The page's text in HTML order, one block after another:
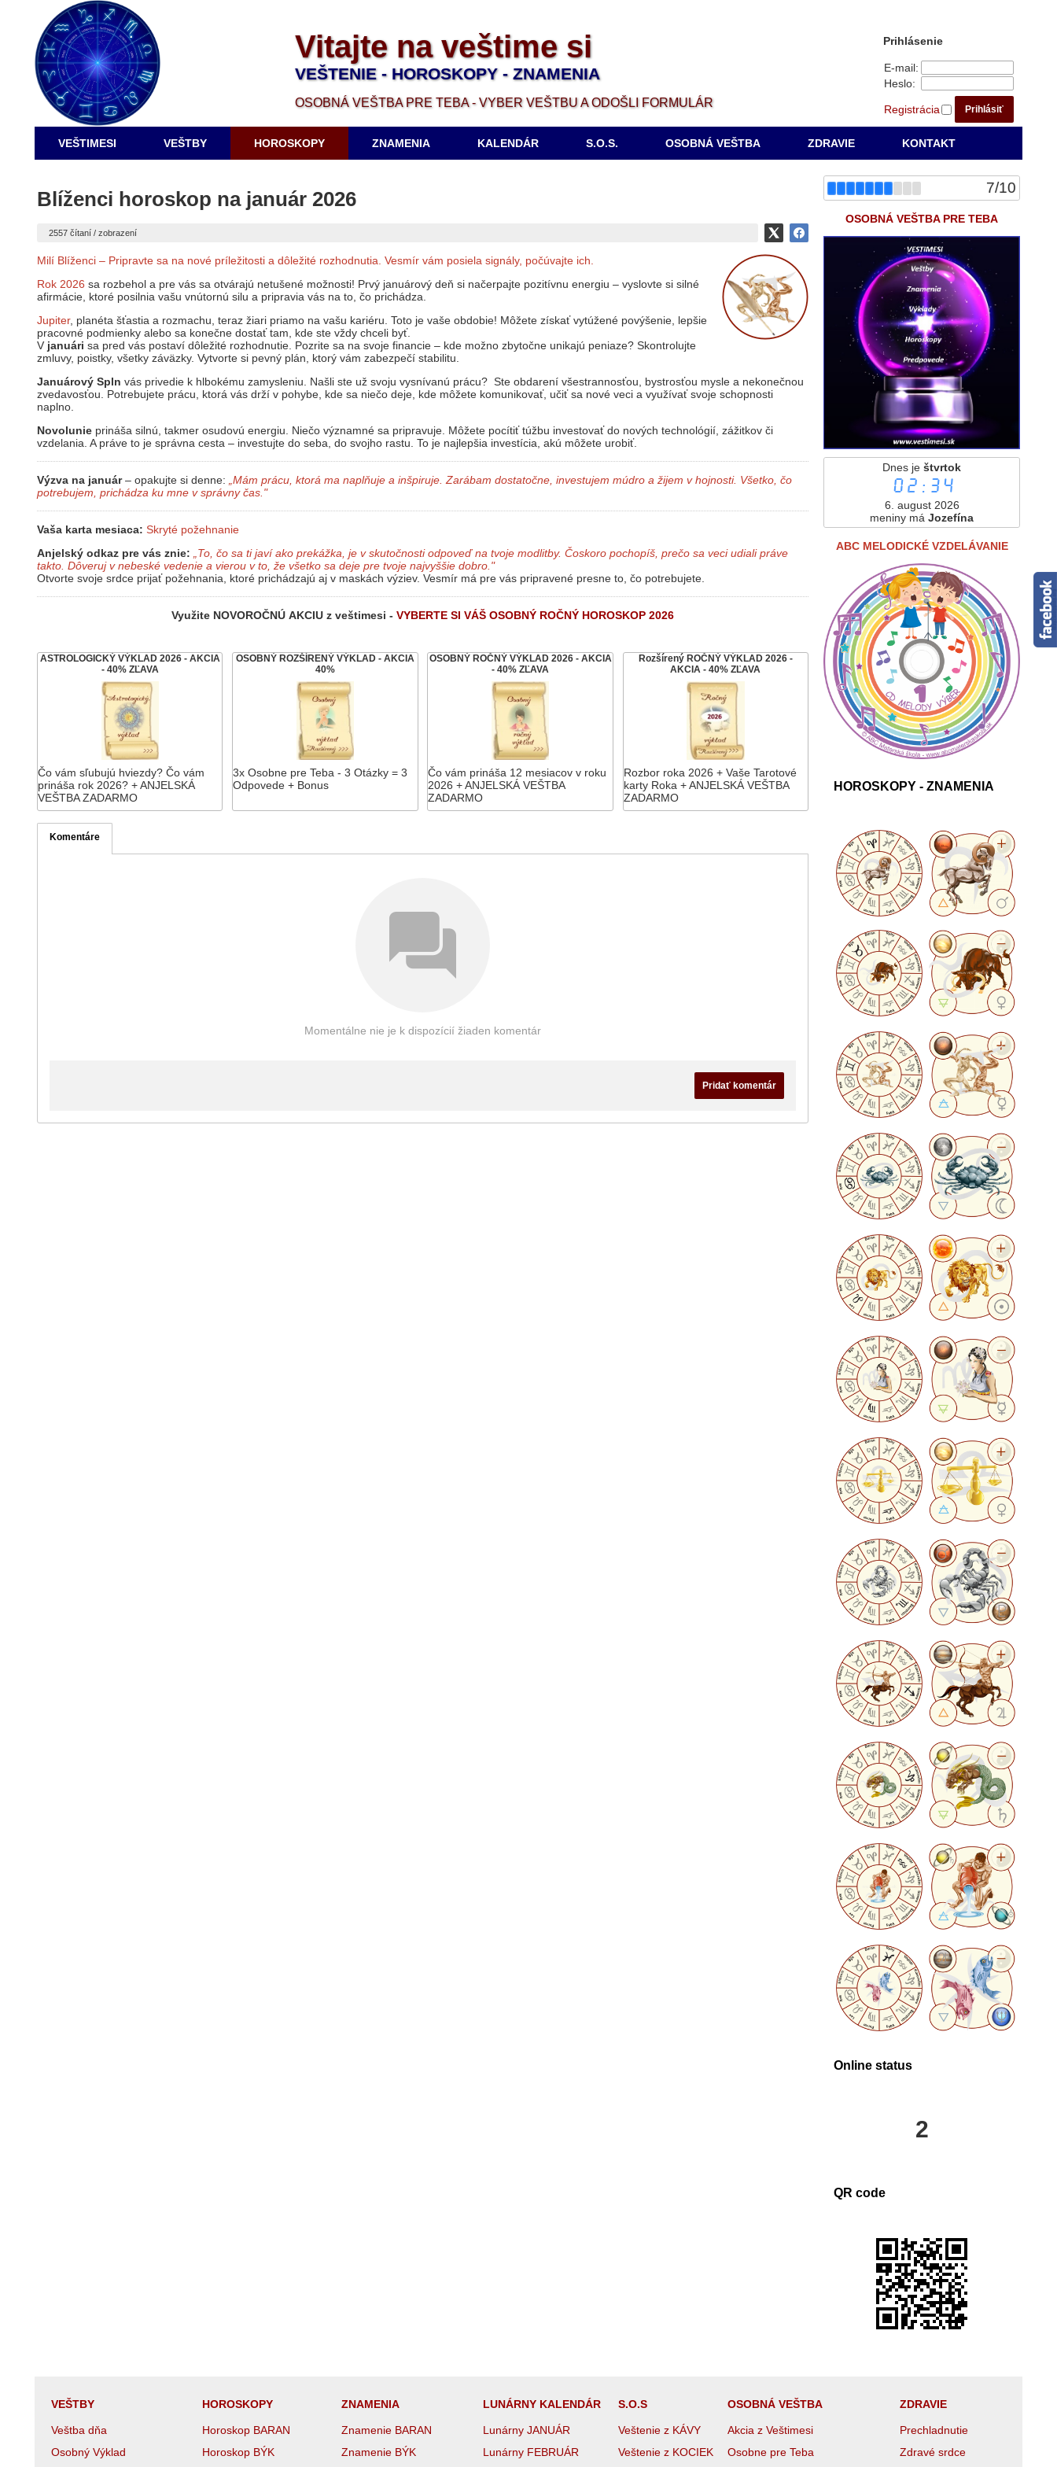
Prihlásenie
E-mail:
Heslo:
Registrácia Prihlásiť
Vitajte na veštime si
VEŠTENIE - HOROSKOPY - ZNAMENIA
OSOBNÁ VEŠTBA PRE TEBA - VYBER VEŠTBU A ODOŠLI FORMULÁR
VEŠTIMESI VEŠTBY HOROSKOPY ZNAMENIA KALENDÁR S.O.S. OSOBNÁ VEŠTBA ZDRAVIE KONTAKT
7/10
OSOBNÁ VEŠTBA PRE TEBA
Dnes je štvrtok
02:34
6. august 2026
meniny má Jozefína
ABC MELODICKÉ VZDELÁVANIE
HOROSKOPY - ZNAMENIA
Online status
2
QR code
Blíženci horoskop na január 2026
2557 čítaní / zobrazení
Milí Blíženci – Pripravte sa na nové príležitosti a dôležité rozhodnutia. Vesmír vám posiela signály, počúvajte ich.
Rok 2026 sa rozbehol a pre vás sa otvárajú netušené možnosti! Prvý januárový deň si načerpajte pozitívnu energiu – vyslovte si silné
afirmácie, ktoré posilnia vašu vnútornú silu a pripravia vás na to, čo prichádza.
Jupiter, planéta šťastia a rozmachu, teraz žiari priamo na vašu kariéru. Toto je vaše obdobie! Môžete získať vytúžené povýšenie, lepšie
pracovné podmienky alebo sa konečne dostať tam, kde ste vždy chceli byť.
V januári sa pred vás postaví dôležité rozhodnutie. Pozrite sa na svoje financie – kde možno zbytočne unikajú peniaze? Skontrolujte
zmluvy, poistky, všetky záväzky. Vytvorte si pevný plán, ktorý vám zabezpečí stabilitu.
Januárový Spln vás privedie k hlbokému zamysleniu. Našli ste už svoju vysnívanú prácu? Ste obdarení všestrannosťou, bystrosťou mysle a nekonečnou
zvedavosťou. Potrebujete prácu, ktorá vás drží v pohybe, kde sa niečo deje, kde môžete komunikovať, učiť sa nové veci a využívať svoje schopnosti
naplno.
Novolunie prináša silnú, takmer osudovú energiu. Niečo významné sa pripravuje. Môžete pocítiť túžbu investovať do nových technológií, zážitkov či
vzdelania. A práve to je správna cesta – investujte do seba, do svojho rastu. To je najlepšia investícia, akú môžete urobiť.
Výzva na január– opakujte si denne:
„Mám prácu, ktorá ma naplňuje a inšpiruje. Zarábam dostatočne, investujem múdro a žijem v hojnosti. Všetko, čo
potrebujem, prichádza ku mne v správny čas."
Vaša karta mesiaca: Skryté požehnanie
Anjelský odkaz pre vás znie:
„To, čo sa ti javí ako prekážka, je v skutočnosti odpoveď na tvoje modlitby. Čoskoro pochopíš, prečo sa veci udiali práve
takto. Dôveruj v nebeské vedenie a vierou v to, že všetko sa deje pre tvoje najvyššie dobro."
Otvorte svoje srdce prijať požehnania, ktoré prichádzajú aj v maskách výziev. Vesmír má pre vás pripravené presne to, čo potrebujete.
Využite NOVOROČNÚ AKCIU z veštimesi -VYBERTE SI VÁŠ OSOBNÝ ROČNÝ HOROSKOP 2026
ASTROLOGICKÝ VÝKLAD 2026 - AKCIA
- 40% ZĽAVA
Čo vám sľubujú hviezdy? Čo vám
prináša rok 2026? + ANJELSKÁ
VEŠTBA ZADARMO
OSOBNÝ ROZŠÍRENÝ VÝKLAD - AKCIA
40%
3x Osobne pre Teba - 3 Otázky = 3
Odpovede + Bonus
OSOBNÝ ROČNÝ VÝKLAD 2026 - AKCIA
- 40% ZĽAVA
Čo vám prináša 12 mesiacov v roku
2026 + ANJELSKÁ VEŠTBA
ZADARMO
Rozšírený ROČNÝ VÝKLAD 2026 -
AKCIA - 40% ZĽAVA
Rozbor roka 2026 + Vaše Tarotové
karty Roka + ANJELSKÁ VEŠTBA
ZADARMO
Komentáre
Momentálne nie je k dispozícií žiaden komentár
Pridať komentár
VEŠTBY
Veštba dňa
Osobný Výklad
HOROSKOPY
Horoskop BARAN
Horoskop BÝK
ZNAMENIA
Znamenie BARAN
Znamenie BÝK
LUNÁRNY KALENDÁR
Lunárny JANUÁR
Lunárny FEBRUÁR
S.O.S
Veštenie z KÁVY
Veštenie z KOCIEK
OSOBNÁ VEŠTBA
Akcia z Veštimesi
Osobne pre Teba
ZDRAVIE
Prechladnutie
Zdravé srdce